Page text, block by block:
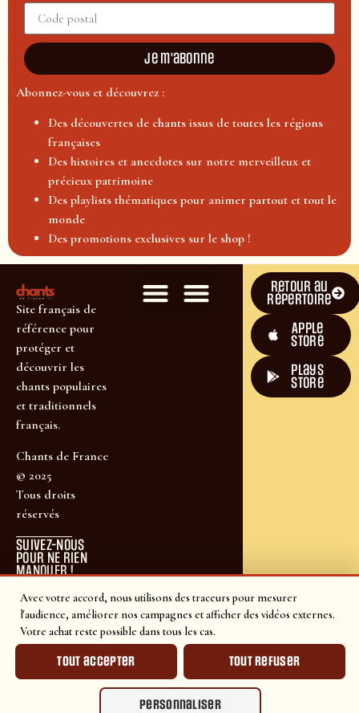
Avec votre accord, nous utilisons des traceurs pour mesurer
l'audience, améliorer nos campagnes et afficher des vidéos externes.
Votre achat reste possible dans tous les cas.
Tout accepter Tout refuser
Personnaliser
Je m'abonne
Abonnez-vous et découvrez :
Des découvertes de chants issus de toutes les régions
françaises
Des histoires et anecdotes sur notre merveilleux et
précieux patrimoine
Des playlists thématiques pour animer partout et tout le
monde
Des promotions exclusives sur le shop !
Site français de
référence pour
protéger et
découvrir les
chants populaires
et traditionnels
français.
Chants de France
© 2025
Tous droits
réservés
SUIVEZ-NOUS
POUR NE RIEN
MANQUER !
Retour au
répertoire
Apple
Store
plays
store